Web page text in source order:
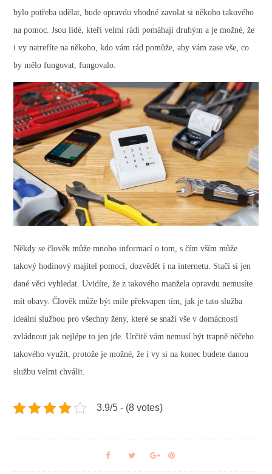
bylo potřeba udělat, bude opravdu vhodné zavolat si někoho takového
na pomoc. Jsou lidé, kteří velmi rádi pomáhají druhým a je možné, že
i vy natrefíte na někoho, kdo vám rád pomůže, aby vám zase vše, co
by mělo fungovat, fungovalo.
Někdy se člověk může mnoho informací o tom, s čím vším může
takový hodinový majitel pomoci, dozvědět i na internetu. Stačí si jen
dané věci vyhledat. Uvidíte, že z takového manžela opravdu nemusíte
mít obavy. Člověk může být mile překvapen tím, jak je tato služba
ideální službou pro všechny ženy, které se snaží vše v domácnosti
zvládnout jak nejlépe to jen jde. Určitě vám nemusí být trapně něčeho
takového využít, protože je možné, že i vy si na konec budete danou
službu velmi chválit.
3.9/5 - (8 votes)